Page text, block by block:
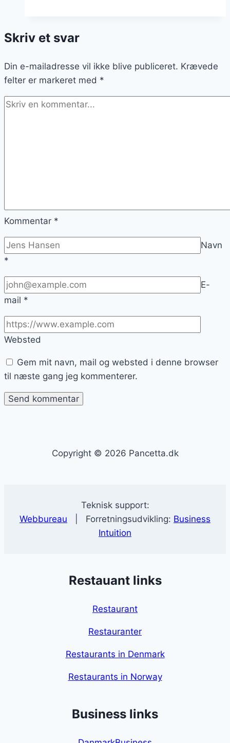
grillen
Skriv et svar
Din e-mailadresse vil ikke blive publiceret. Krævede
felter er markeret med *
Kommentar *
Navn
*
E-
mail *
Websted
Gem mit navn, mail og websted i denne browser
til næste gang jeg kommenterer.
Copyright © 2026 Pancetta.dk
Teknisk support:
Webbureau | Forretningsudvikling: Business
Intuition
Restauant links
Restaurant
Restauranter
Restaurants in Denmark
Restaurants in Norway
Business links